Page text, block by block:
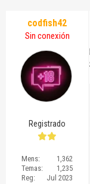
codfish42
Sin conexión
Registrado
Mens:
1,362
Temas:
1,235
Reg:
Jul 2023